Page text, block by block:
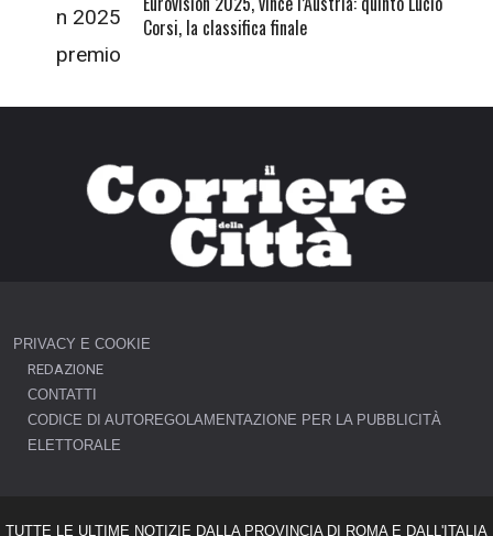
Corsi, la classifica finale
PRIVACY E COOKIE
REDAZIONE
CONTATTI
CODICE DI AUTOREGOLAMENTAZIONE PER LA PUBBLICITÀ
ELETTORALE
TUTTE LE ULTIME NOTIZIE DALLA PROVINCIA DI ROMA E DALL'ITALIA